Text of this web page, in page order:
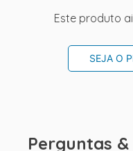
Este produto
SEJA O
Perguntas